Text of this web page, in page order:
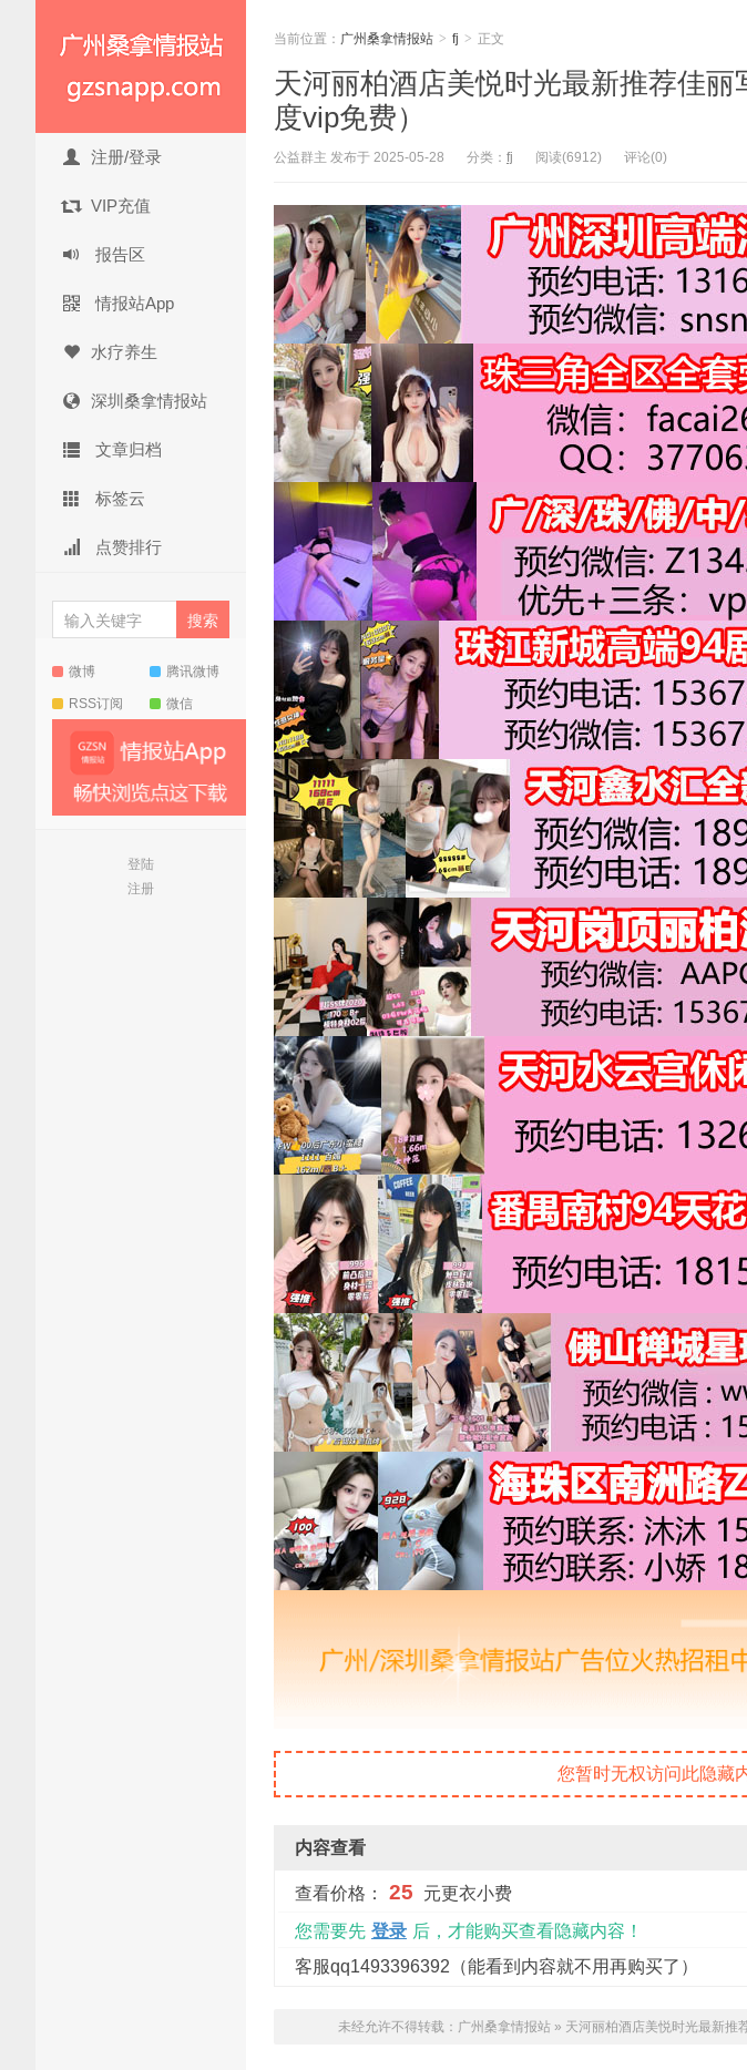
注册/登录
VIP充值
报告区
情报站App
水疗养生
深圳桑拿情报站
文章归档
标签云
点赞排行
微博 腾讯微博
RSS订阅 微信
登陆
注册
当前位置： 广州桑拿情报站 > fj > 正文
天河丽柏酒店美悦时光最新推荐佳丽
度vip免费）
公益群主 发布于 2025-05-28 分类： fj 阅读(6912) 评论(0)
您暂时无权访问此隐藏
内容查看
查看价格： 25
元更衣小费
您需要先 登录 后，才能购买查看隐藏内容！
客服qq1493396392（能看到内容就不用再购买了）
未经允许不得转载： 广州桑拿情报站 » 天河丽柏酒店美悦时光最新推